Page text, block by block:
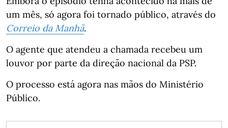
um mês, só agora foi tornado público, através do
Correio da Manhã.
O agente que atendeu a chamada recebeu um
louvor por parte da direção nacional da PSP.
O processo está agora nas mãos do Ministério
Público.